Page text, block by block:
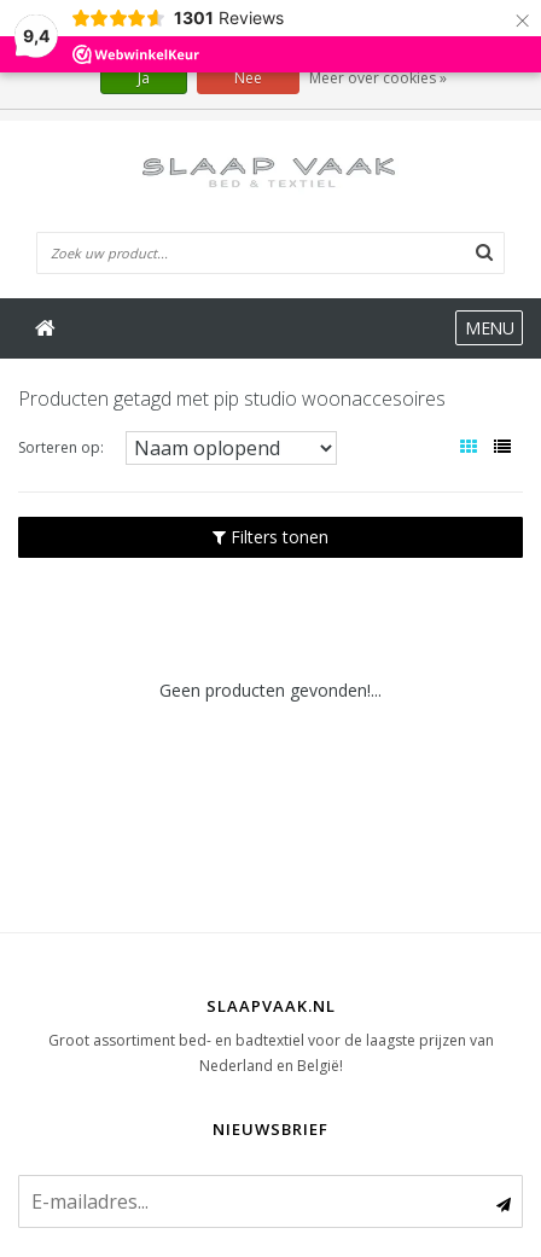
9,4
1301 Reviews ×
MENU
Producten getagd met pip studio woonaccesoires
Sorteren op:
Filters tonen
Geen producten gevonden!...
SLAAPVAAK.NL
Groot assortiment bed- en badtextiel voor de laagste prijzen van
Nederland en België!
NIEUWSBRIEF
Wij slaan cookies op om onze website te verbeteren. Is dat akkoord?
Ja Nee Meer over cookies »